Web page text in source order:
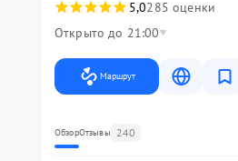
5,0285 оценки
Открыто до 21:00
Маршрут
ОбзорОтзывы 240